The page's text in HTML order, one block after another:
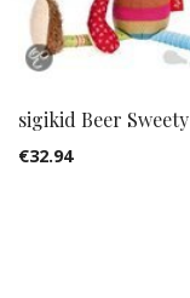
sigikid Beer Sweety
€32.94